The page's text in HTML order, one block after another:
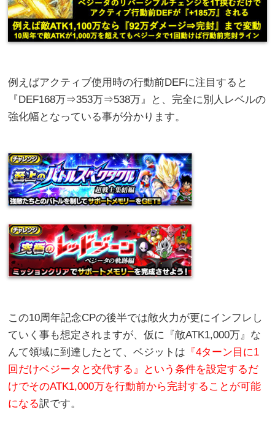
例えばアクティブ使用時の行動前DEFに注目すると
『DEF168万⇒353万⇒538万』と、完全に別人レベルの
強化幅となっている事が分かります。
この10周年記念CPの後半では敵火力が更にインフレし
ていく事も想定されますが、仮に『敵ATK1,000万』な
んて領域に到達したとて、ベジットは 『4ターン目に1
回だけベジータと交代する』という条件を設定するだ
けでそのATK1,000万を行動前から完封することが可能
になる訳です。